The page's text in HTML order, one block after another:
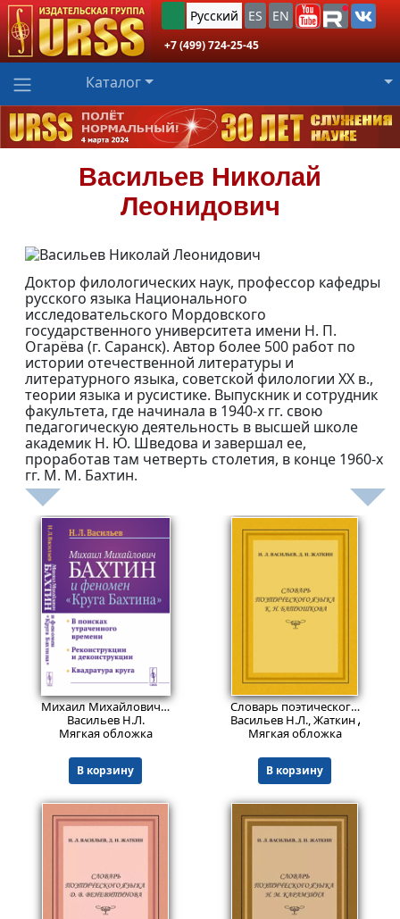
Русский ES EN
+7 (499) 724-25-45
Каталог
Васильев Николай
Леонидович
Доктор филологических наук, профессор кафедры
русского языка Национального
исследовательского Мордовского
государственного университета имени Н. П.
Огарёва (г. Саранск). Автор более 500 работ по
истории отечественной литературы и
литературного языка, советской филологии XX в.,
теории языка и русистике. Выпускник и сотрудник
факультета, где начинала в 1940-х гг. свою
педагогическую деятельность в высшей школе
академик Н. Ю. Шведова и завершал ее,
проработав там четверть столетия, в конце 1960-х
гг. М. М. Бахтин.
1063
Михаил Михайлович Бахтин и феномен "Круга Бахтина": В поисках утраченного времени. Реконструкции и деконструкции. Квадратура круга.
Васильев Н.Л.
Мягкая обложка
В корзину
401
Словарь поэтического языка К.Н. Батюшкова: монография.
Васильев Н.Л., Жаткин Д.Н.
Мягкая обложка
В корзину